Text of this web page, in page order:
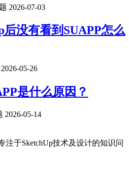
2026-07-03
后没有看到SUAPP怎么
2026-05-26
是什么原因？
2026-05-14
注于SketchUp技术及设计的知识问